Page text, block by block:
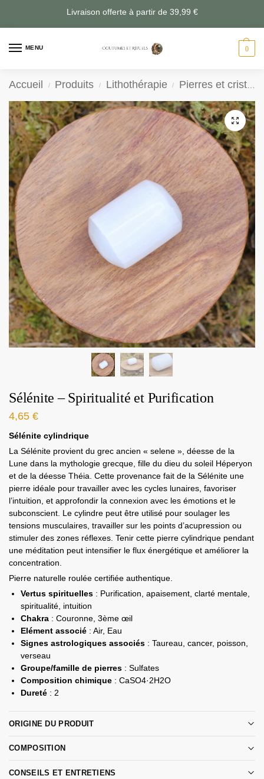
Livraison offerte à partir de 39,99 €
MENU 0
Accueil / Produits / Lithothérapie / Pierres et cristaux
Sélénite – Spiritualité et Purification
4,65 €
Sélénite cylindrique
La Sélénite provient du grec ancien « selene », déesse de la
Lune dans la mythologie grecque, fille du dieu du soleil Héperyon
et de la déesse Théia. Cette provenance fait de la Sélénite une
pierre idéale pour travailler avec les cycles lunaires, favoriser
l’intuition, et approfondir la connexion avec les émotions et le
subconscient. Le cylindre peut être utilisé pour soulager les
tensions musculaires, travailler sur les points d’acupression ou
stimuler des zones réflexes. Tenir cette pierre cylindrique pendant
une méditation peut intensifier le flux énergétique et améliorer la
concentration.
Pierre naturelle roulée certifiée authentique.
Vertus spirituelles : Purification, apaisement, clarté mentale,
spiritualité, intuition
Chakra : Couronne, 3ème œil
Elément associé : Air, Eau
Signes astrologiques associés : Taureau, cancer, poisson,
verseau
Groupe/famille de pierres : Sulfates
Composition chimique : CaSO4·2H2O
Dureté : 2
ORIGINE DU PRODUIT
COMPOSITION
CONSEILS ET ENTRETIENS